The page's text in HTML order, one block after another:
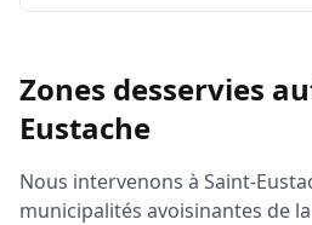
Zones desservies
Eustache
Nous intervenons à Saint-
municipalités avoisinantes de